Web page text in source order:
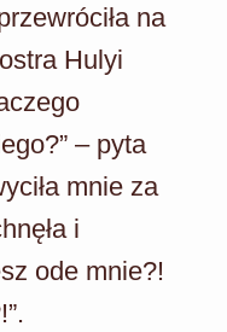
na
Hulyi
– pyta
mnie za
i
ode mnie?!